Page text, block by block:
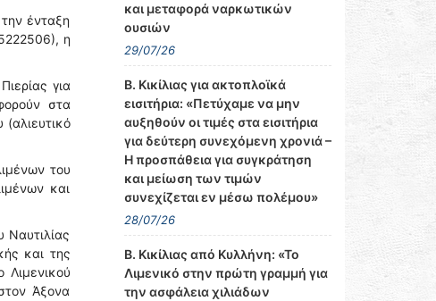
ένταξη
η
για
στα
του
και
Ναυτιλίας
και της
Άξονα
και μεταφορά ναρκωτικών
ουσιών
29/07/26
Β. Κικίλιας για ακτοπλοϊκά
εισιτήρια: «Πετύχαμε να μην
αυξηθούν οι τιμές στα εισιτήρια
για δεύτερη συνεχόμενη χρονιά –
Η προσπάθεια για συγκράτηση
και μείωση των τιμών
συνεχίζεται εν μέσω πολέμου»
28/07/26
Β. Κικίλιας από Κυλλήνη: «Το
Λιμενικό στην πρώτη γραμμή για
την ασφάλεια χιλιάδων